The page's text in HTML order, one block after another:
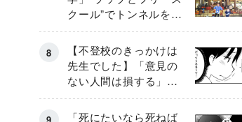
クール”でトンネルを脱
して高校受験へ〔元野
球少年の実話〕
【不登校のきっかけは
先生でした】「意見の
ない人間は損する」担
任の一言が苦しみに…
《第１話》
「死にたいなら死ねば